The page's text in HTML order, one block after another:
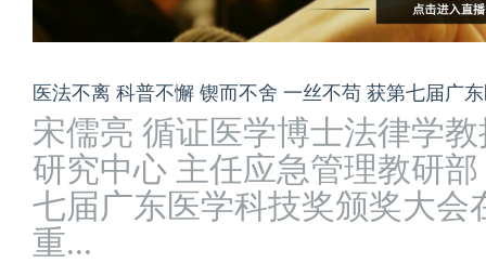
医法不离 科普不懈 锲而不舍 一丝不苟 获第七届广
宋儒亮 循证医学博士法律学
研究中心 主任应急管理教研
七届广东医学科技奖颁奖大会
重...